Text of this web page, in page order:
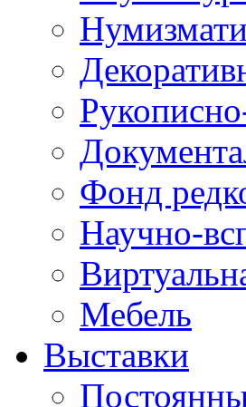
Фонд
Научно-
Мебель
Выставки